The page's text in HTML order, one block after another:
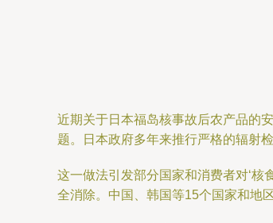
近期关于日本福岛核事故后农产品的
题。日本政府多年来推行严格的辐射
这一做法引发部分国家和消费者对‘
全消除。中国、韩国等15个国家和地